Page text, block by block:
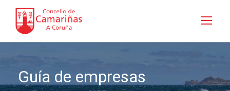
Guía de empresas